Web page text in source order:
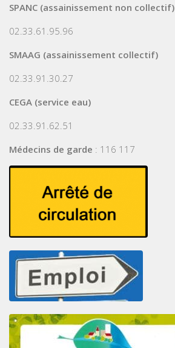
SPANC (assainissement non collectif)
02.33.61.95.96
SMAAG (assainissement collectif)
02.33.91.30.27
CEGA (service eau)
02.33.91.62.51
Médecins de garde : 116 117